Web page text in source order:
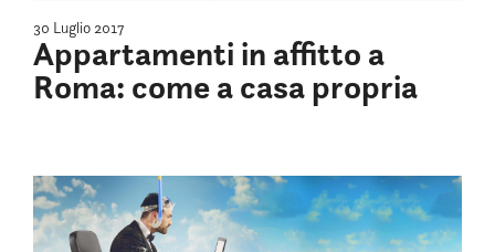
30 Luglio 2017
Appartamenti in affitto a
Roma: come a casa propria